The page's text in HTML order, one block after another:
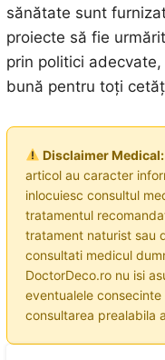
sănătate sunt
proiecte să fie
prin politici
bună pentru toți
Disclaimer Medical:
articol au caracter
inlocuiesc consultul
tratamentul
tratament naturist sau
consultati medicul
DoctorDeco.ro nu isi
eventualele
consultarea prealabila